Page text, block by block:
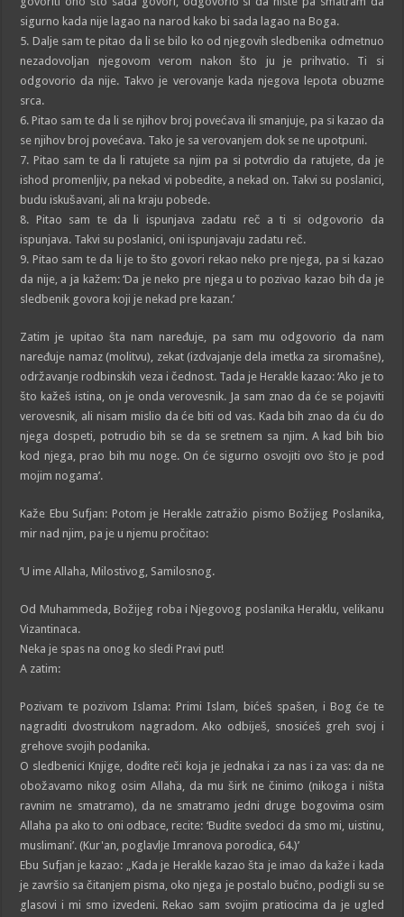
sigurno kada nije lagao na narod kako bi sada lagao na Boga.
5. Dalje sam te pitao da li se bilo ko od njegovih sledbenika odmetnuo
nezadovoljan njegovom verom nakon što ju je prihvatio. Ti si
odgovorio da nije. Takvo je verovanje kada njegova lepota obuzme
srca.
6. Pitao sam te da li se njihov broj povećava ili smanjuje, pa si kazao da
se njihov broj povećava. Tako je sa verovanjem dok se ne upotpuni.
7. Pitao sam te da li ratujete sa njim pa si potvrdio da ratujete, da je
ishod promenljiv, pa nekad vi pobedite, a nekad on. Takvi su poslanici,
budu iskušavani, ali na kraju pobede.
8. Pitao sam te da li ispunjava zadatu reč a ti si odgovorio da
ispunjava. Takvi su poslanici, oni ispunjavaju zadatu reč.
9. Pitao sam te da li je to što govori rekao neko pre njega, pa si kazao
da nije, a ja kažem: ‘Da je neko pre njega u to pozivao kazao bih da je
sledbenik govora koji je nekad pre kazan.’
Zatim je upitao šta nam naređuje, pa sam mu odgovorio da nam
naređuje namaz (molitvu), zekat (izdvajanje dela imetka za siromašne),
održavanje rodbinskih veza i čednost. Tada je Herakle kazao: ‘Ako je to
što kažeš istina, on je onda verovesnik. Ja sam znao da će se pojaviti
verovesnik, ali nisam mislio da će biti od vas. Kada bih znao da ću do
njega dospeti, potrudio bih se da se sretnem sa njim. A kad bih bio
kod njega, prao bih mu noge. On će sigurno osvojiti ovo što je pod
mojim nogama’.
Kaže Ebu Sufjan: Potom je Herakle zatražio pismo Božijeg Poslanika,
mir nad njim, pa je u njemu pročitao:
‘U ime Allaha, Milostivog, Samilosnog.
Od Muhammeda, Božijeg roba i Njegovog poslanika Heraklu, velikanu
Vizantinaca.
Neka je spas na onog ko sledi Pravi put!
A zatim:
Pozivam te pozivom Islama: Primi Islam, bićeš spašen, i Bog će te
nagraditi dvostrukom nagradom. Ako odbiješ, snosićeš greh svoj i
grehove svojih podanika.
O sledbenici Knjige, dođite reči koja je jednaka i za nas i za vas: da ne
obožavamo nikog osim Allaha, da mu širk ne činimo (nikoga i ništa
ravnim ne smatramo), da ne smatramo jedni druge bogovima osim
Allaha pa ako to oni odbace, recite: ‘Budite svedoci da smo mi, uistinu,
muslimani’. (Kur'an, poglavlje Imranova porodica, 64.)’
Ebu Sufjan je kazao: „Kada je Herakle kazao šta je imao da kaže i kada
je završio sa čitanjem pisma, oko njega je postalo bučno, podigli su se
glasovi i mi smo izvedeni. Rekao sam svojim pratiocima da je ugled